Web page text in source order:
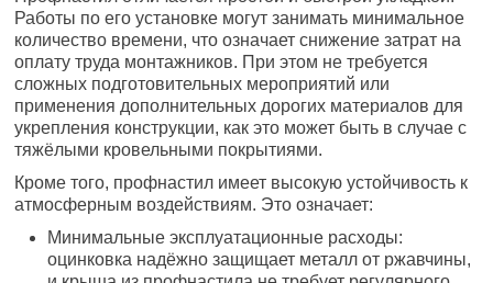
Работы по его установке могут занимать минимальное
количество времени, что означает снижение затрат на
оплату труда монтажников. При этом не требуется
сложных подготовительных мероприятий или
применения дополнительных дорогих материалов для
укрепления конструкции, как это может быть в случае с
тяжёлыми кровельными покрытиями.
Кроме того, профнастил имеет высокую устойчивость к
атмосферным воздействиям. Это означает:
Минимальные эксплуатационные расходы:
оцинковка надёжно защищает металл от ржавчины,